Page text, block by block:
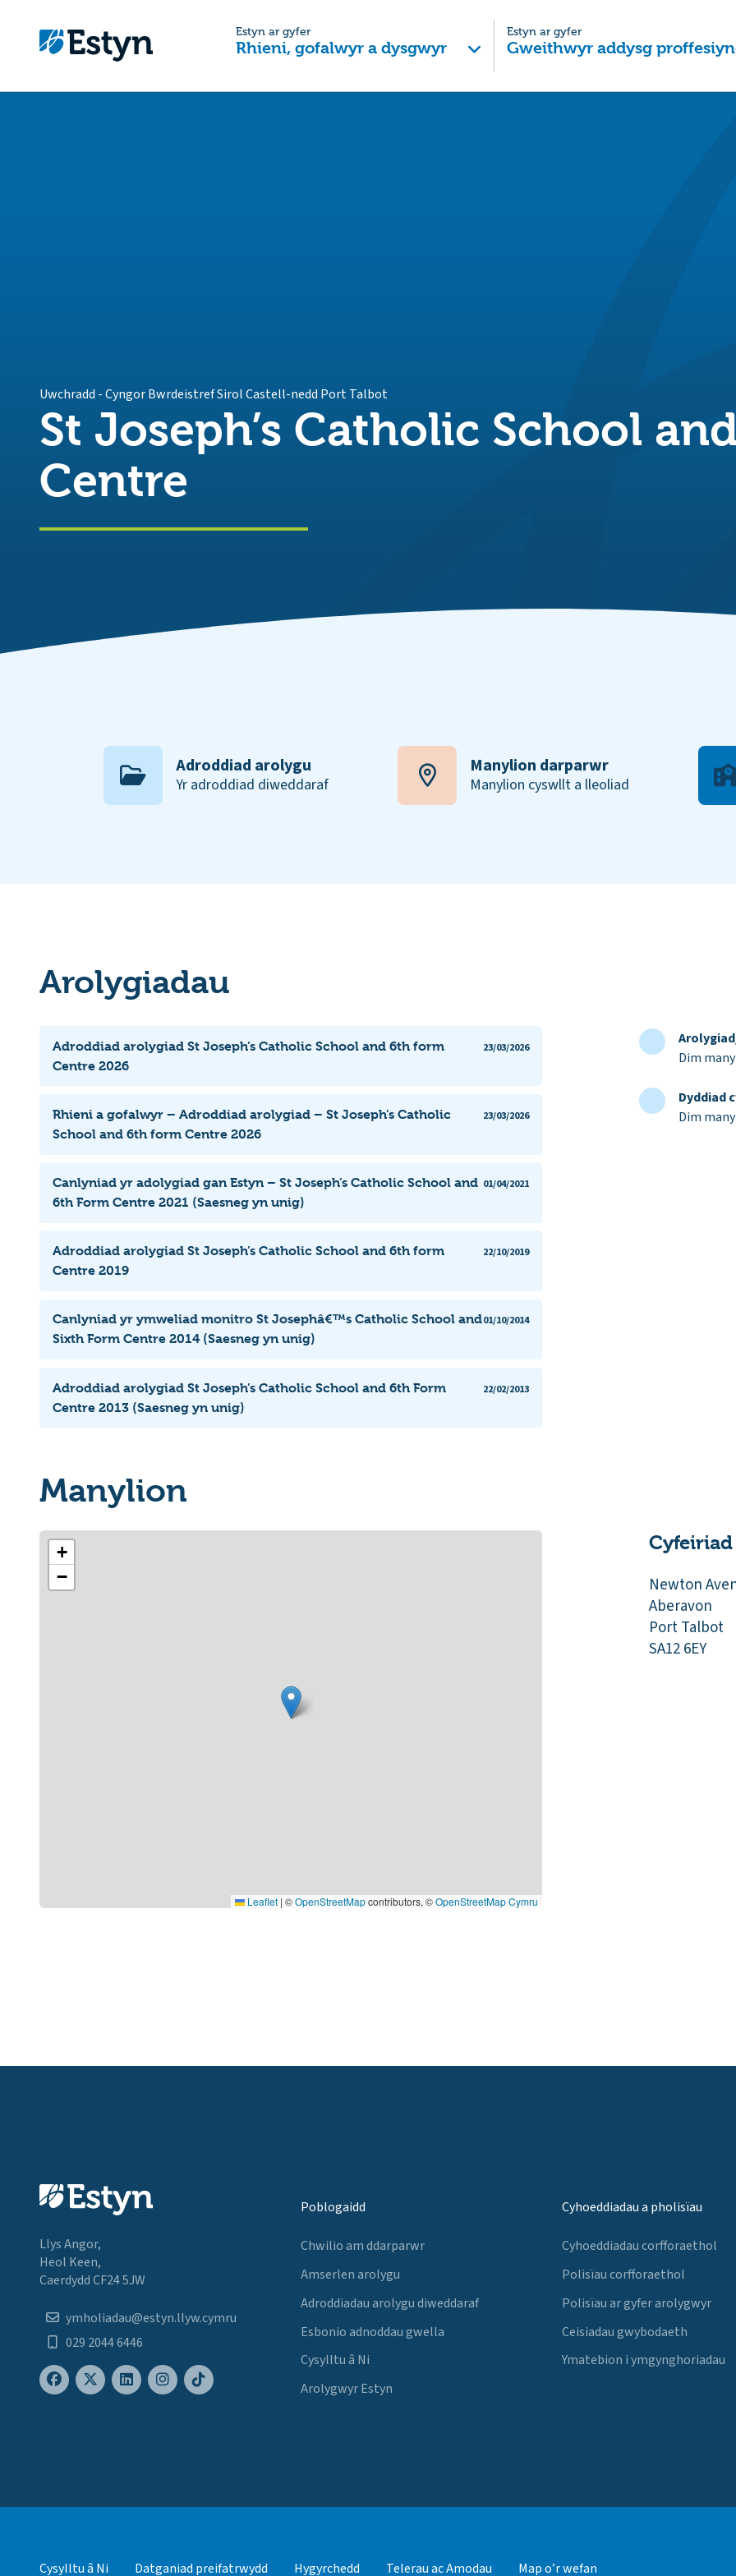
Estyn ar gyfer
Rhieni, gofalwyr a dysgwyr
Estyn ar gyfer
Gweithwyr addysg
Uwchradd -Cyngor Bwrdeistref Sirol Castell-nedd Port Talbot
St Joseph’s Catholic School
Centre
Adroddiad arolygu
Yr adroddiad diweddaraf
Manylion darparwr
Manylion cyswllt a lleoliad
Arolygiadau
Adroddiad arolygiad St Joseph’s Catholic School and 6th form
Centre 2026
23/03/2026
Rhieni a gofalwyr – Adroddiad arolygiad – St Joseph’s Catholic
School and 6th form Centre 2026
23/03/2026
Canlyniad yr adolygiad gan Estyn – St Joseph’s Catholic School and
6th Form Centre 2021 (Saesneg yn unig)
01/04/2021
Adroddiad arolygiad St Joseph’s Catholic School and 6th form
Centre 2019
22/10/2019
Canlyniad yr ymweliad monitro St Josephâ€™s Catholic School and
Sixth Form Centre 2014 (Saesneg yn unig)
01/10/2014
Adroddiad arolygiad St Joseph’s Catholic School and 6th Form
Centre 2013 (Saesneg yn unig)
22/02/2013
Dim
Dyddiad
Dim
Manylion
+
−
Leaflet | ©OpenStreetMapcontributors, ©OpenStreetMap Cymru
Cyfeiriad
Newton
Aberavon
Port Talbot
SA12 6EY
Llys Angor,
Heol Keen,
Caerdydd CF24 5JW
ymholiadau@estyn.llyw.cymru
029 2044 6446
Poblogaidd
Chwilio am ddarparwr
Amserlen arolygu
Adroddiadau arolygu diweddaraf
Esbonio adnoddau gwella
Cysylltu â Ni
Arolygwyr Estyn
Cyhoeddiadau a pholisïau
Cyhoeddiadau corfforaethol
Polisïau corfforaethol
Polisïau ar gyfer arolygwyr
Ceisiadau gwybodaeth
Ymatebion i ymgynghoriadau
Cysylltu â Ni Datganiad preifatrwydd Hygyrchedd Telerau ac Amodau Map o’r wefan